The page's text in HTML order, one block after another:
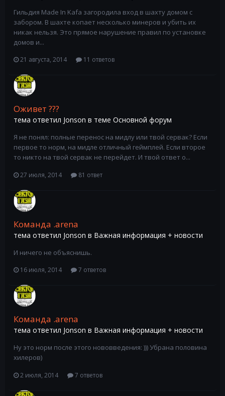
Гильдия Made In Kafa загородила вход в шахту домом с
забором. В шахте копает несколько минеров и убить их
никак нельзя. Это прямое нарушение правил по установке
домов и...
21 августа, 2014 11 ответов
Оживет ???
тема ответил Jonson в теме Основной форум
Я не понял: полные перенос на мидлу или твой сервак? Если
первое то норм, на мидле отличный геймплей. Если второе
то никто на твой сервак не перейдет. И твой ответ о...
27 июля, 2014 81 ответ
Команда .arena
тема ответил Jonson в Важная информация + новости
И ничего не объяснишь.
16 июля, 2014 7 ответов
Команда .arena
тема ответил Jonson в Важная информация + новости
Ну это норм после этого нововведения: ))) Убрана половина
хилеров)
2 июля, 2014 7 ответов